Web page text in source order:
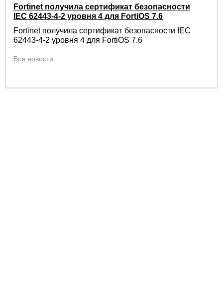
Fortinet получила сертификат безопасности
IEC 62443-4-2 уровня 4 для FortiOS 7.6
Fortinet получила сертификат безопасности IEC
62443-4-2 уровня 4 для FortiOS 7.6
Все новости